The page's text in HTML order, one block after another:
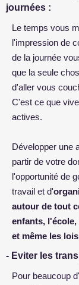
journées :
Le temps vous
l'impression de
de la journée
que la seule
d'aller vous
C'est ce que
actives.
Développer une
partir de votre
l'opportunité de
travail et d'
autour de tout
enfants, l'école,
et même les
- Eviter les
Pour beaucoup